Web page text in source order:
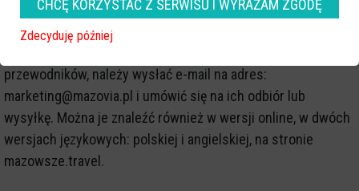
wymienionych na stronie Mazowieckiej Regionalnej
Organizacji Turystycznej, a także w siedzibie Departamentu
przewodników, należy wysłać e-mail na adres:
marketing@mazovia.pl i umówić się na ich odbiór lub
wysyłkę. Można je znaleźć również w wersji online, w dwóch
wersjach językowych: polskiej i angielskiej, na stronie
mazowsze.travel.
CHCĘ KORZYSTAĆ Z SERWISU I WYRAŻAM ZGODĘ
Zdecyduję później